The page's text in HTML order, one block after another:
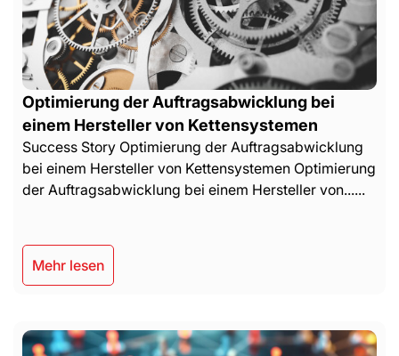
Optimierung der Auftragsabwicklung bei
einem Hersteller von Kettensystemen
Success Story Optimierung der Auftragsabwicklung
bei einem Hersteller von Kettensystemen Optimierung
der Auftragsabwicklung bei einem Hersteller von......
Mehr lesen